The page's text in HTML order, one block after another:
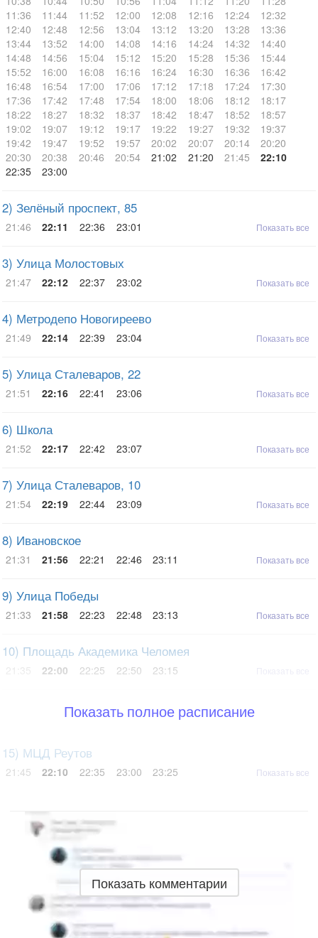
11:36
11:44 11:52 12:00 12:08 12:16 12:24
12:32
12:40
12:48 12:56 13:04 13:12 13:20 13:28
13:36
13:44
13:52 14:00 14:08 14:16 14:24 14:32
14:40
14:48
14:56 15:04 15:12 15:20 15:28 15:36
15:44
15:52
16:00 16:08 16:16 16:24 16:30 16:36
16:42
16:48
16:54 17:00 17:06 17:12 17:18 17:24
17:30
17:36
17:42 17:48 17:54 18:00 18:06 18:12
18:17
18:22
18:27 18:32 18:37 18:42 18:47 18:52
18:57
19:02
19:07 19:12 19:17 19:22 19:27 19:32
19:37
19:42
19:47 19:52 19:57 20:02 20:07 20:14
20:20
20:30
20:38 20:46 20:54 21:02 21:20 21:45
22:10
22:35
23:00
2) Зелёный проспект, 85
21:46 22:11 22:36 23:01 Показать все
3) Улица Молостовых
21:47 22:12 22:37 23:02 Показать все
4) Метродепо Новогиреево
21:49 22:14 22:39 23:04 Показать все
5) Улица Сталеваров, 22
21:51 22:16 22:41 23:06 Показать все
6) Школа
21:52 22:17 22:42 23:07 Показать все
7) Улица Сталеваров, 10
21:54 22:19 22:44 23:09 Показать все
8) Ивановское
21:31 21:56 22:21 22:46 23:11 Показать все
9) Улица Победы
21:33 21:58 22:23 22:48 23:13 Показать все
10) Площадь Академика Челомея
22:00 22:25 22:50 23:15
Показать полное расписание
15) МЦД Реутов
21:45 22:10 22:35 23:00 23:25 Показать все
Показать комментарии